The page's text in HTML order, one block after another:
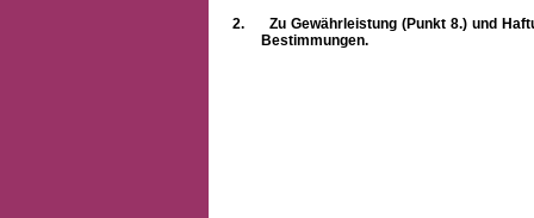
2.
Zu Gewährleistung (Punkt 8.) und
Bestimmungen.